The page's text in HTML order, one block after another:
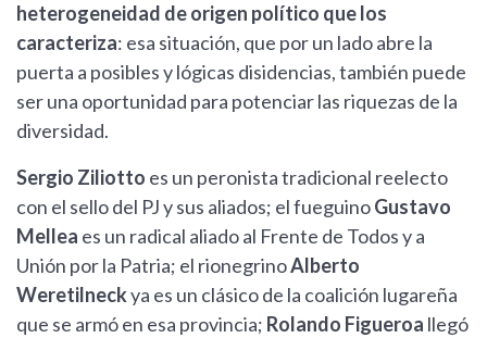
heterogeneidad de origen político que los
caracteriza: esa situación, que por un lado abre la
puerta a posibles y lógicas disidencias, también puede
ser una oportunidad para potenciar las riquezas de la
diversidad.
Sergio Ziliotto es un peronista tradicional reelecto
con el sello del PJ y sus aliados; el fueguinoGustavo
Mellea es un radical aliado al Frente de Todos y a
Unión por la Patria; el rionegrinoAlberto
Weretilneckya es un clásico de la coalición lugareña
que se armó en esa provincia; Rolando Figueroa llegó